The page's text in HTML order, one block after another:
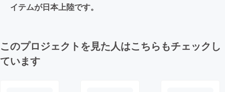
イテムが日本上陸です。
このプロジェクトを見た人はこちらもチェックし
ています